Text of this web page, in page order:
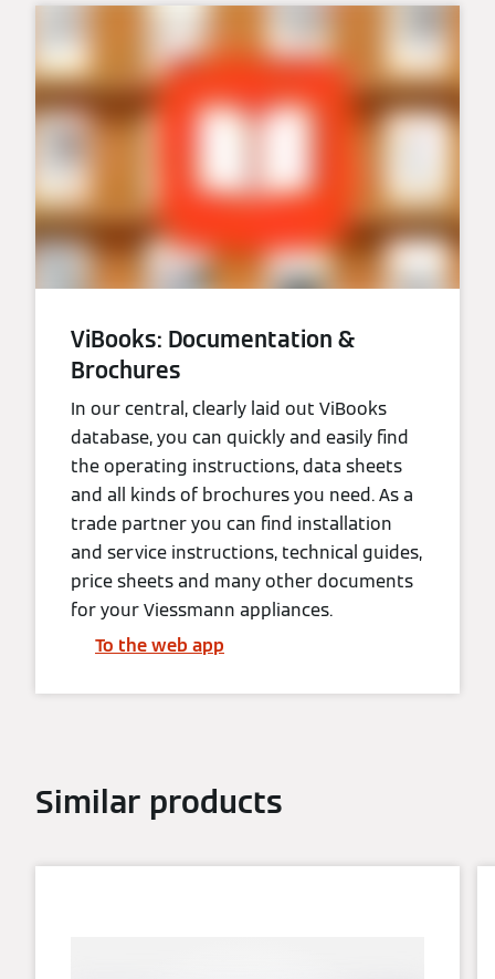
ViBooks: Documentation &
Brochures
In our central, clearly laid out ViBooks
database, you can quickly and easily find
the operating instructions, data sheets
and all kinds of brochures you need. As a
trade partner you can find installation
and service instructions, technical guides,
price sheets and many other documents
for your Viessmann appliances.
To the web app
Similar products